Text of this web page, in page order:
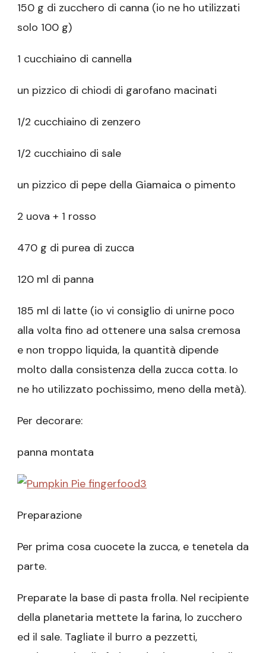
150 g di zucchero di canna (io ne ho utilizzati
solo 100 g)
1 cucchiaino di cannella
un pizzico di chiodi di garofano macinati
1/2 cucchiaino di zenzero
1/2 cucchiaino di sale
un pizzico di pepe della Giamaica o pimento
2 uova + 1 rosso
470 g di purea di zucca
120 ml di panna
185 ml di latte (io vi consiglio di unirne poco
alla volta fino ad ottenere una salsa cremosa
e non troppo liquida, la quantità dipende
molto dalla consistenza della zucca cotta. Io
ne ho utilizzato pochissimo, meno della metà).
Per decorare:
panna montata
Preparazione
Per prima cosa cuocete la zucca, e tenetela da
parte.
Preparate la base di pasta frolla. Nel recipiente
della planetaria mettete la farina, lo zucchero
ed il sale. Tagliate il burro a pezzetti,